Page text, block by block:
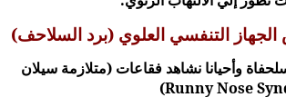
التنفسي العلوي (برد السلاحف)
وأحيانا نشاهد فقاعات (متلازمة سيلان